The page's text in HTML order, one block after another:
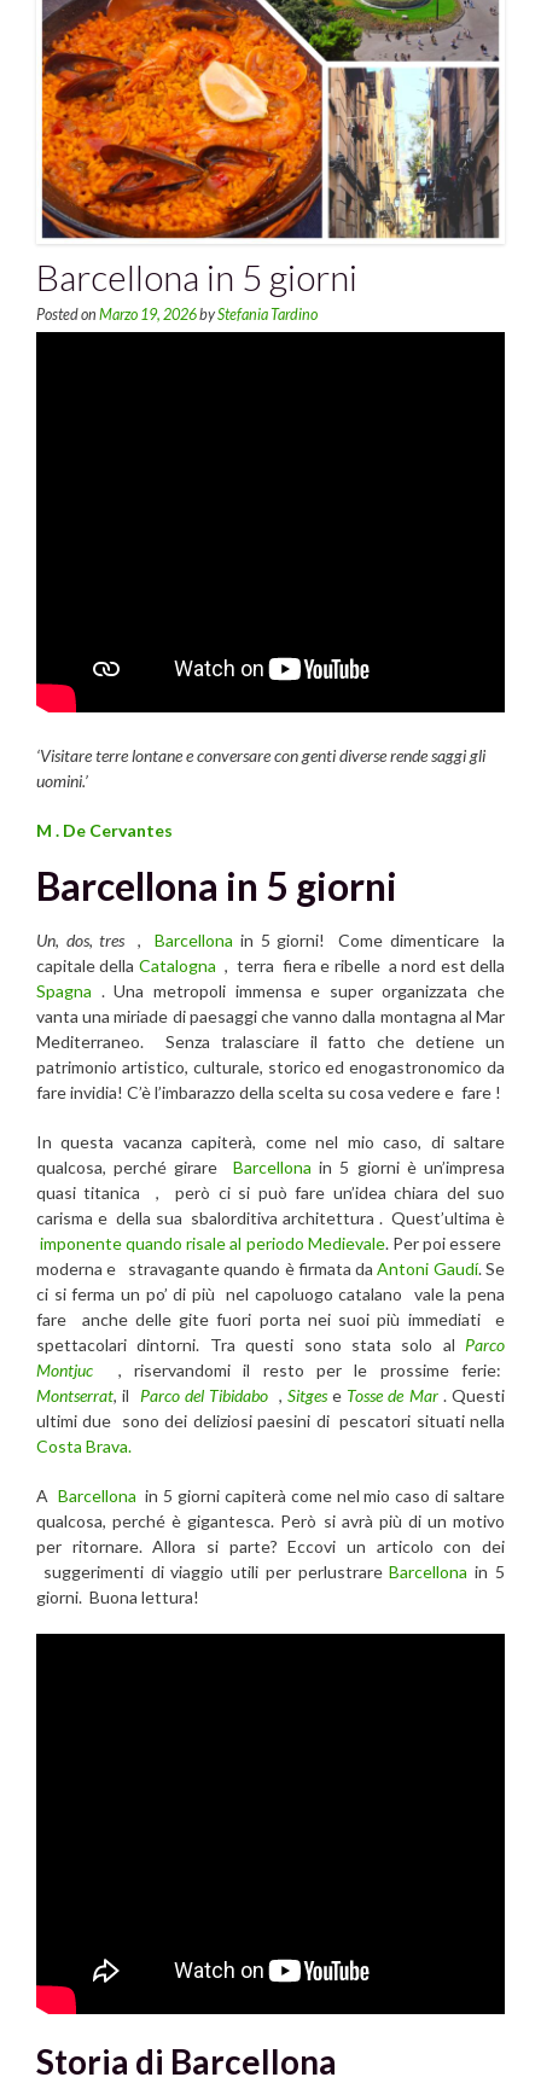
Barcellona in 5 giorni
Posted on Marzo 19, 2026byStefania Tardino
‘Visitare terre lontane e conversare con genti diverse rende saggi gli
uomini.’
M . De Cervantes
Barcellona in 5 giorni
Un, dos,tres ,Barcellona in 5 giorni! Come dimenticare la
capitale della Catalogna , terra fiera e ribelle a nord est della
Spagna . Una metropoli immensa e super organizzata che
vanta una miriade di paesaggi che vanno dalla montagna al Mar
Mediterraneo. Senza tralasciare il fatto che detiene un
patrimonio artistico, culturale, storico ed enogastronomico da
fare invidia! C’è l’imbarazzo della scelta su cosa vedere e fare !
In questa vacanza capiterà, come nel mio caso, di saltare
qualcosa, perché girare Barcellona in 5 giorni è un’impresa
quasi titanica , però ci si può fare un’idea chiara del suo
carisma e della sua sbalorditiva architettura . Quest’ultima è
imponente quando risale al periodo Medievale. Per poi essere
moderna e stravagante quando è firmata daAntoni Gaudí. Se
ci si ferma un po’ di più nel capoluogo catalano vale la pena
fare anche delle gite fuori porta nei suoi più immediati e
spettacolari dintorni. Tra questi sono stata solo al Parco
Montjuc , riservandomi il resto per le prossime ferie:
Montserrat, il Parco del Tibidabo , Sitgese Tosse de Mar. Questi
ultimi due sono dei deliziosi paesini di pescatori situati nella
Costa Brava.
A Barcellona in 5 giorni capiterà come nel mio caso di saltare
qualcosa, perché è gigantesca. Però si avrà più di un motivo
per ritornare. Allora si parte? Eccovi un articolo con dei
suggerimenti di viaggio utili per perlustrareBarcellona in 5
giorni. Buona lettura!
Storia di Barcellona